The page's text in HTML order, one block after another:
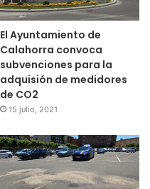
El Ayuntamiento de
Calahorra convoca
subvenciones para la
adquisión de medidores
de CO2
15 julio, 2021